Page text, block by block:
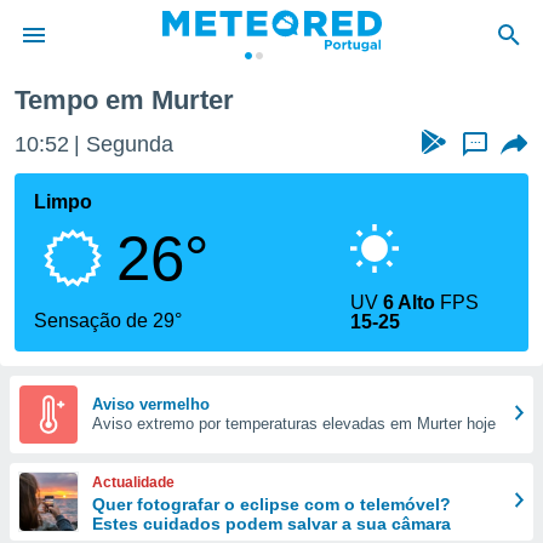
da
foi
fornecidas
a este
das
e
forma
digital
Tempo em Murter
10:52 Segunda ...
Limpo
26°
Sensação de 29°
UV6 Alto FPS
15-25
Aviso vermelho
Aviso extremo por temperaturas elevadas em Murter hoje
Actualidade
Quer fotografar o eclipse com o telemóvel?
Estes cuidados podem salvar a sua câmara